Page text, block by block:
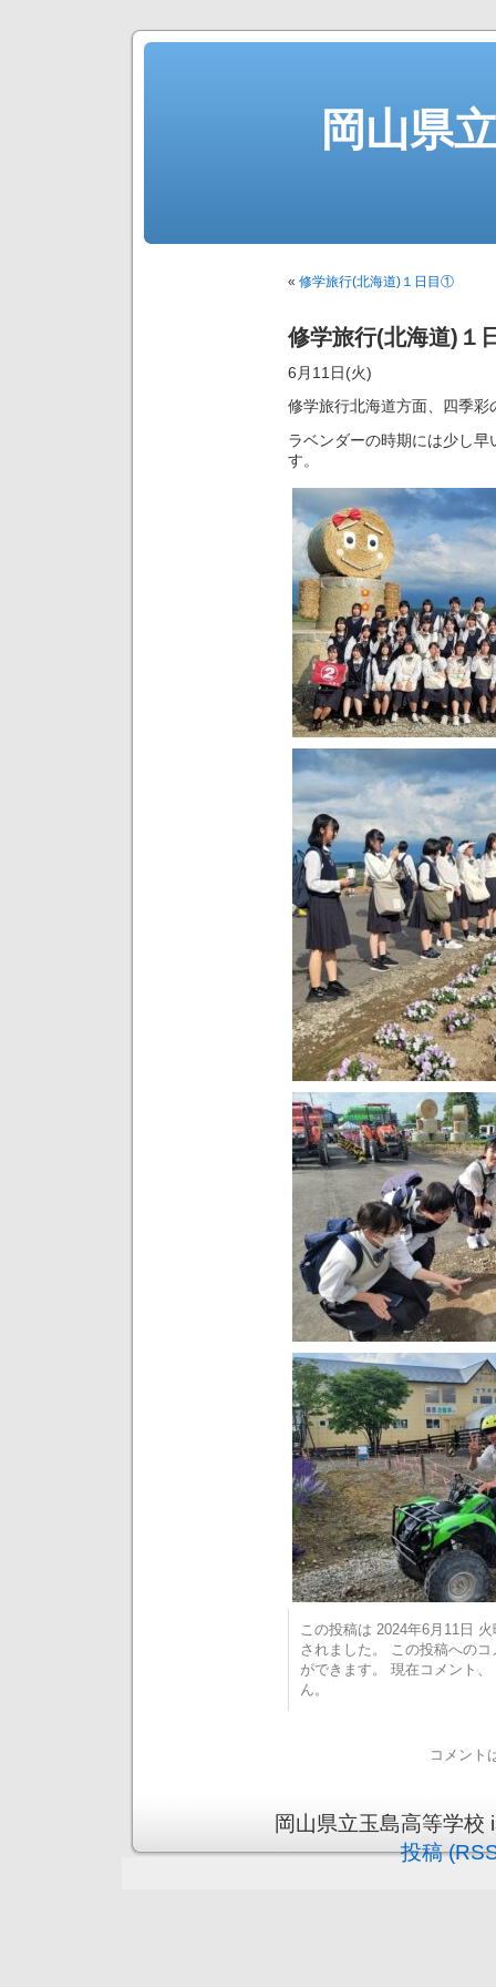
岡山県
« 修学旅行(北海道)１日目①
修学旅行(北海道)１
6月11日(火)
修学旅行北海道方面、四季彩
ラベンダーの時期には少し
す。
この投稿は 2024年6月11日
されました。 この投稿への
ができます。 現在コメント
ん。
コメント
岡山県立玉島高等学
投稿